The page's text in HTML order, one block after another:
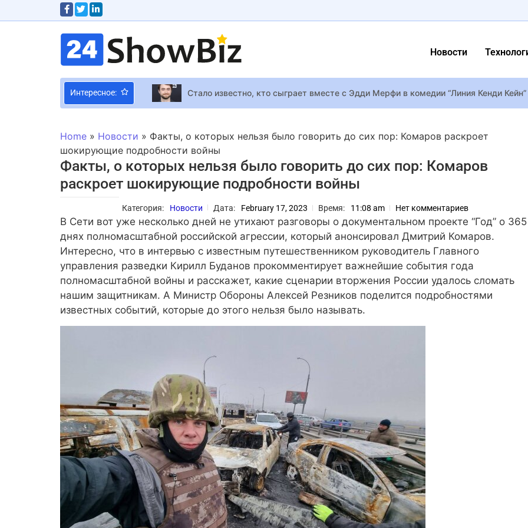
Новости
Интересное:
Стало известно, кто сыграет вместе с Эдди Мерфи в комедии “Линия Кенди
Премию Эмми перенесли из-за забастовок в Голливуде
От упаковщика в магазине до короля Супербоула: как Bad Bunny расколол
MiHoYo проведёт бета-тест космического симулятора жизни Petit Planet с 21
Звезда сериала “Последний кандидат” Адан Канто умер от рака аппендикса
Nintendo показала первый трейлер The Super Mario Galaxy Movie и назвала дату
Новый трейлер Warhammer 40K возвращает комиссара Яррика на Армагеддон и
Сегодня вечером LELÉKA выйдет на сцену «Евровидения» под номером 7
Анонсирован Warhammer Age of Sigmar: Deathmaster – экшен про элитного
Home » Новости » Факты, о которых нельзя было говорить до сих пор: Комаров раскроет
шокирующие подробности войны
Факты, о которых нельзя было говорить до сих пор: Комаров
раскроет шокирующие подробности войны
Категория: Новости Дата: February 17, 2023 Время: 11:08 am Нет комментариев
В Сети вот уже несколько дней не утихают разговоры о документальном проекте “Год” о 365
днях полномасштабной российской агрессии, который анонсировал Дмитрий Комаров.
Интересно, что в интервью с известным путешественником руководитель Главного
управления разведки Кирилл Буданов прокомментирует важнейшие события года
полномасштабной войны и расскажет, какие сценарии вторжения России удалось сломать
нашим защитникам. А Министр Обороны Алексей Резников поделится подробностями
известных событий, которые до этого нельзя было называть.